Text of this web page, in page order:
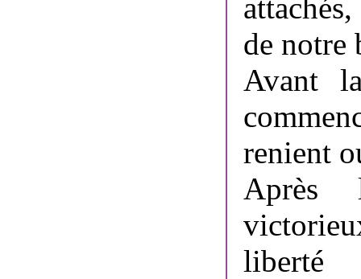
de notre
Avant
renient
Après
liberté